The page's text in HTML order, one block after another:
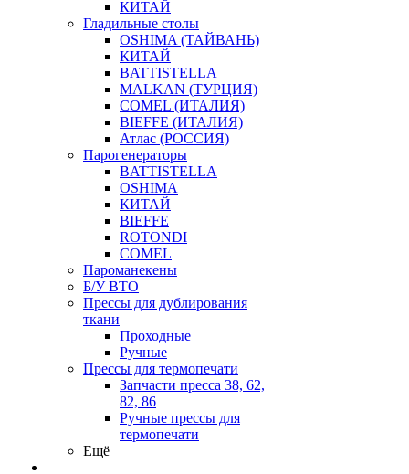
КИТАЙ
Гладильные столы
OSHIMA (ТАЙВАНЬ)
КИТАЙ
BATTISTELLA
MALKAN (ТУРЦИЯ)
COMEL (ИТАЛИЯ)
BIEFFE (ИТАЛИЯ)
Атлас (РОССИЯ)
Парогенераторы
BATTISTELLA
OSHIMA
КИТАЙ
BIEFFE
ROTONDI
COMEL
Пароманекены
Б/У ВТО
Прессы для дублирования
ткани
Проходные
Ручные
Прессы для термопечати
Запчасти пресса 38, 62,
82, 86
Ручные прессы для
термопечати
Ещё